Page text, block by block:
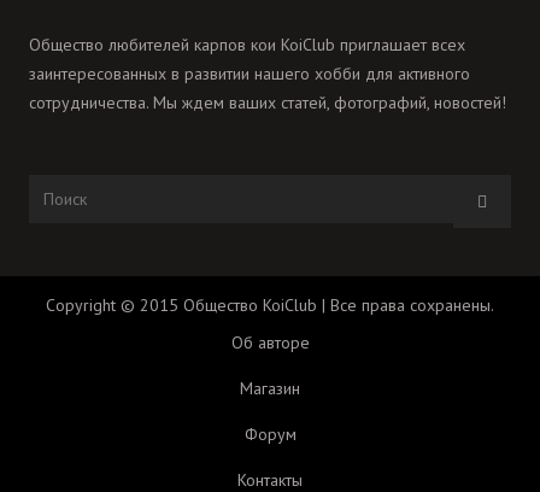
Общество любителей карпов кои KoiClub приглашает всех
заинтересованных в развитии нашего хобби для активного
сотрудничества. Мы ждем ваших статей, фотографий, новостей!
Copyright © 2015 Общество KoiClub | Все права сохранены.
Об авторе
Магазин
Форум
Контакты